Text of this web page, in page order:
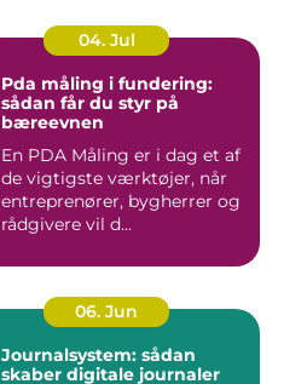
04. Jul
Pda måling i fundering:
sådan får du styr på
bæreevnen
En PDA Måling er i dag et af
de vigtigste værktøjer, når
entreprenører, bygherrer og
rådgivere vil d...
06. Jun
Journalsystem: sådan
skaber digitale journaler